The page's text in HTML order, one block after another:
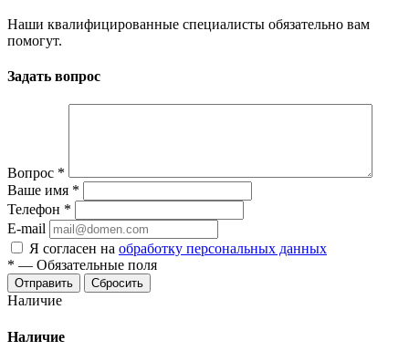
Наши квалифицированные специалисты обязательно вам
помогут.
Задать вопрос
Вопрос *
Ваше имя *
Телефон *
E-mail
Я согласен на обработку персональных данных
* — Обязательные поля
Сбросить
Наличие
Наличие